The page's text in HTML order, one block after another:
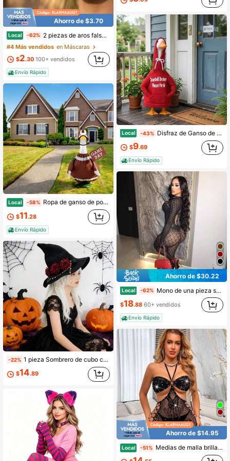
Ahorro de $3.70
Local -62% 2 piezas de aros falsos para la nariz, aros sin perforación para el tabique nasal | Aro doble para la nariz y el labio para mujer | Pendientes de aro con clip para el cartílago del hélix y la nariz
#4 Más vendidos en Máscaras
$2.30 100+ vendidos
Envío Rápido
Local -58% Ropa de ganso de porche de fútbol Conjunto de ropa deportiva de fútbol Sombrero y bandera para estatua de ganso de césped de 23 pulgadas
$11.28
Envío Rápido
-22% 1 pieza Sombrero de cubo con flor de rosa DIY para Halloween, accesorio gótico Lolita, decoración para fiesta/fiesta, apto para exterior/interior
$14.89
Local -43% Disfraz de Ganso de Porche Divertido y Casual de 23 Pulgadas, Sudadera con Capucha Roja con Estampado de Letras para Estatua de Ganso de Césped, Decoración Humorística para Jardín, Patio y Exterior
$9.69
Envío Rápido
Ahorro de $30.22
Local -62% Mono de una pieza sexy, malla ajustada y elástica
$18.88 60+ vendidos
Envío Rápido
Ahorro de $14.95
Local -51% Medias de malla brillante con diseño de espalda descubierta y pedrería para mujer, medias largas completas de moda para fiesta, baile y disfraz